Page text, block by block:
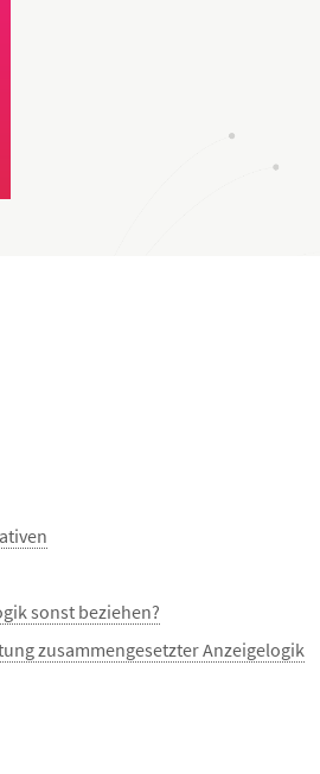
sonst beziehen?
zusammengesetzter Anzeigelogik